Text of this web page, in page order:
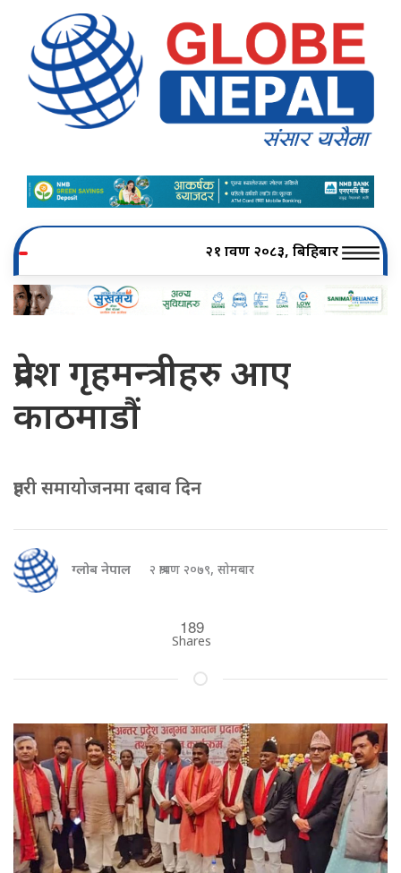
२१ श्रावण २०८३, बिहिबार
प्रदेश गृहमन्त्रीहरु आए
काठमाडौं
प्रहरी समायोजनमा दबाव दिन
ग्लोब नेपाल २ श्रावण २०७९, सोमबार
189
Shares